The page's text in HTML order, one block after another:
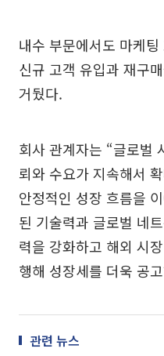
내수 부문에서도 마케
신규 고객 유입과 재구
거뒀다.
회사 관계자는 “글로벌
뢰와 수요가 지속해서
안정적인 성장 흐름을
된 기술력과 글로벌 네
력을 강화하고 해외 시
행해 성장세를 더욱 공
관련 뉴스